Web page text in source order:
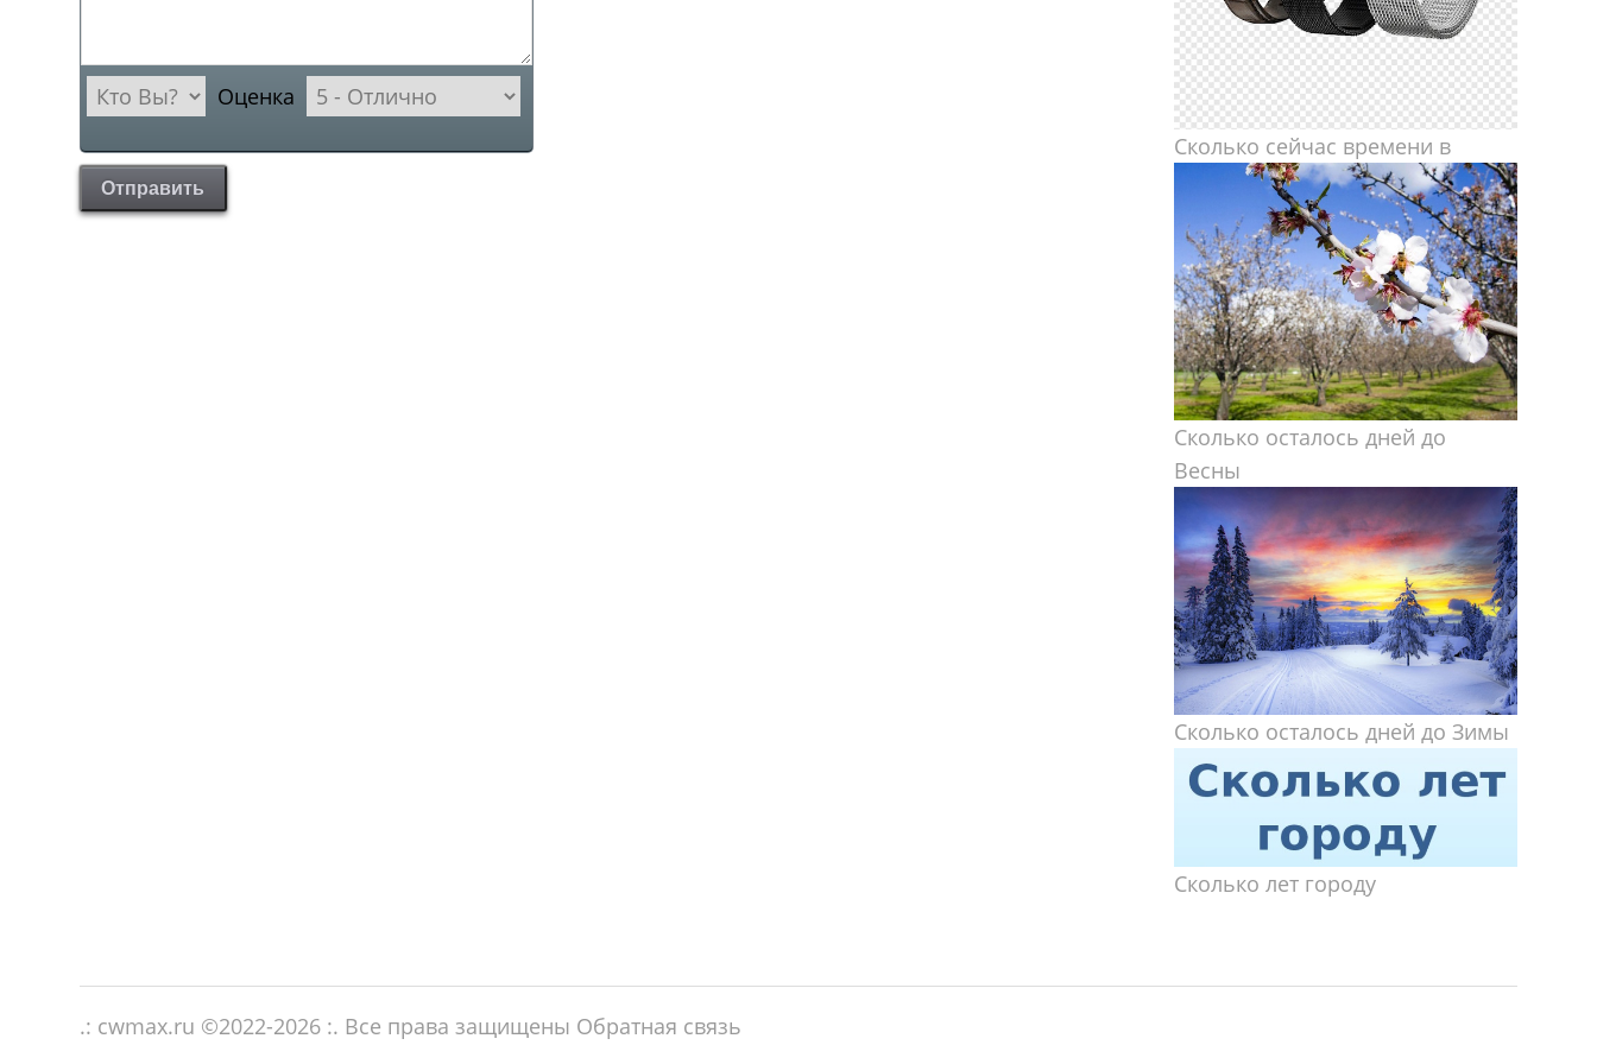
Оценка
Отправить
Сколько сейчас времени в
Сколько осталось дней до
Весны
Сколько осталось дней до Зимы
Сколько лет городу
.: cwmax.ru ©2022-2026 :. Все права защищены Обратная связь